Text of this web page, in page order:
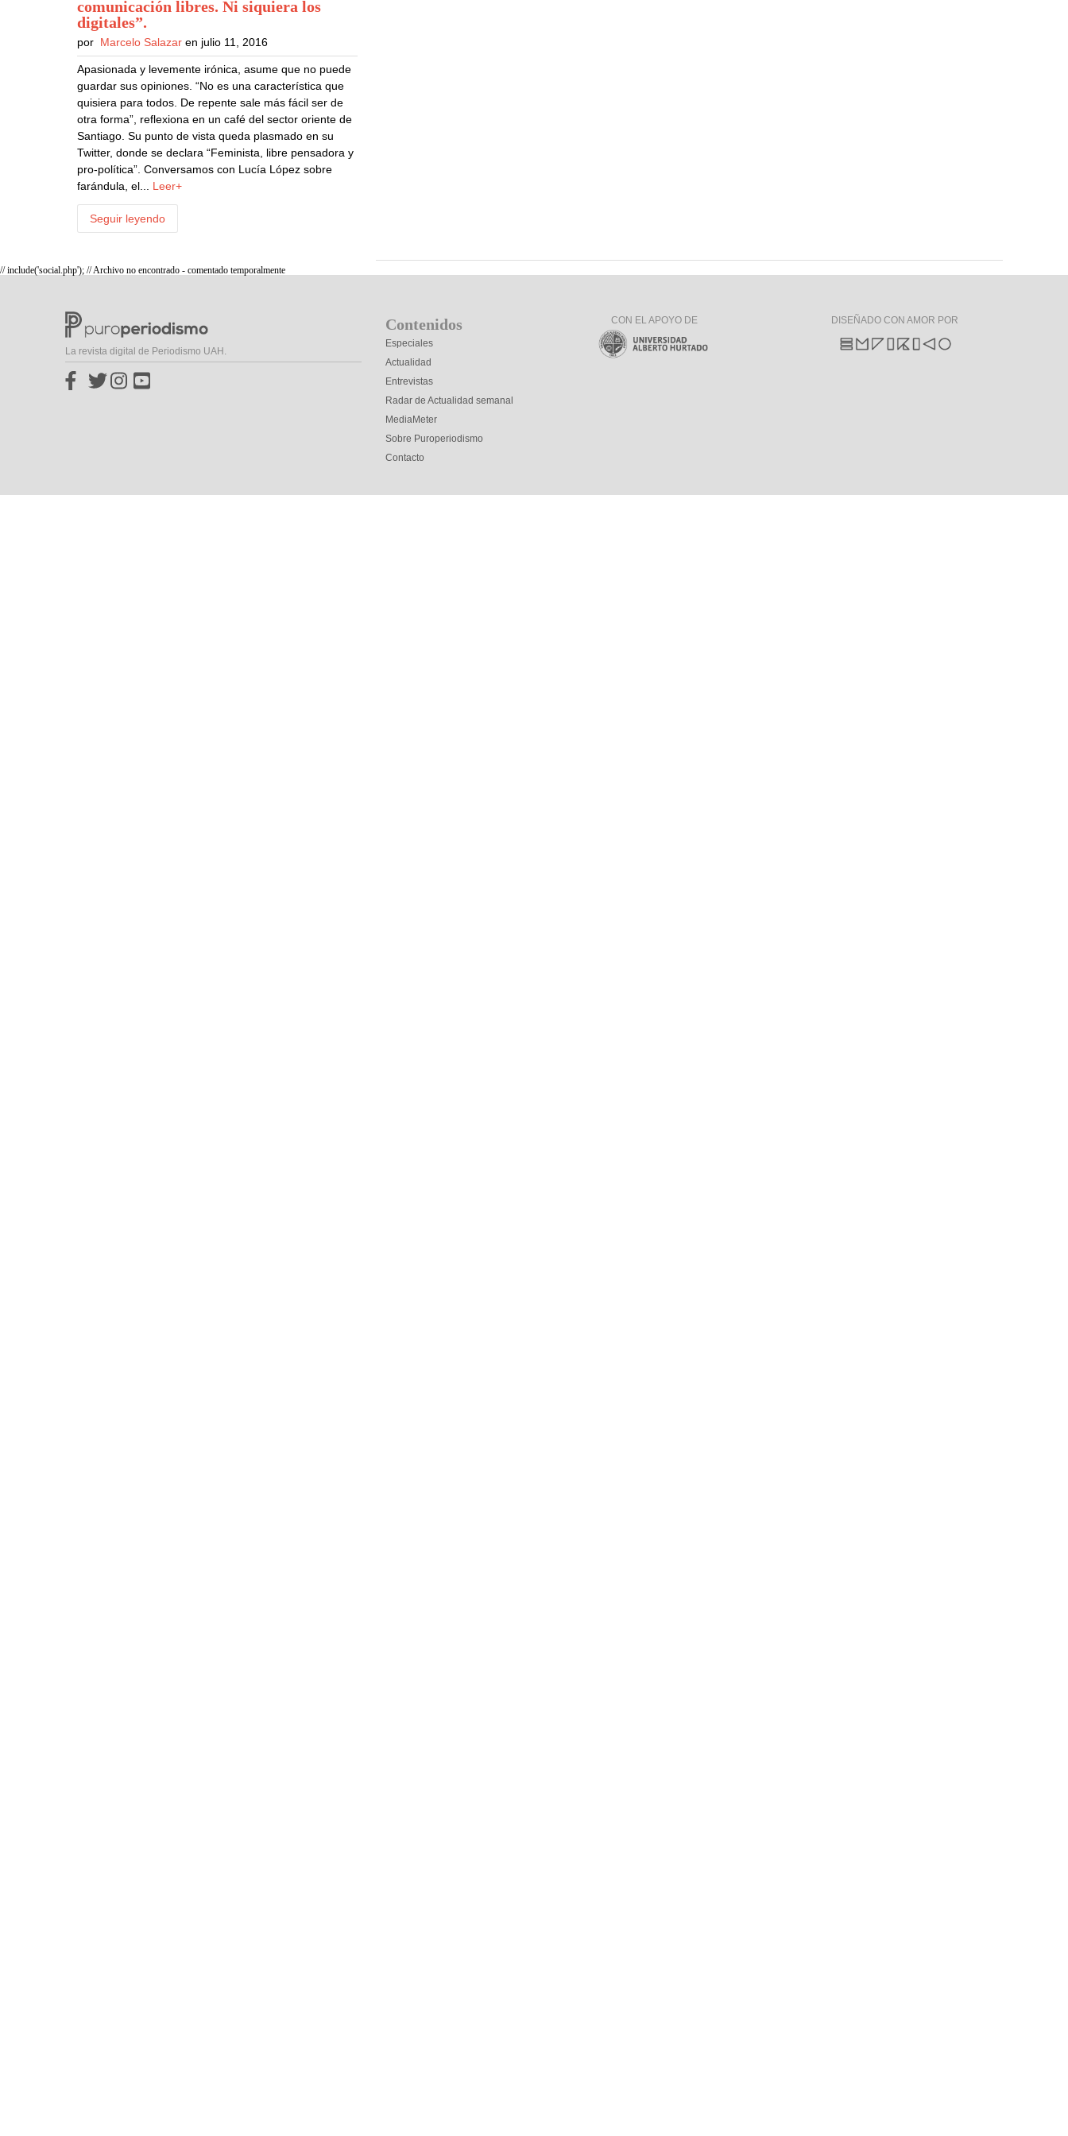
comunicación libres. Ni siquiera los
digitales”.
por Marcelo Salazar en julio 11, 2016
Apasionada y levemente irónica, asume que no puede
guardar sus opiniones. “No es una característica que
quisiera para todos. De repente sale más fácil ser de
otra forma”, reflexiona en un café del sector oriente de
Santiago. Su punto de vista queda plasmado en su
Twitter, donde se declara “Feminista, libre pensadora y
pro-política”. Conversamos con Lucía López sobre
farándula, el... Leer+
Seguir leyendo
// include('social.php'); // Archivo no encontrado - comentado temporalmente
La revista digital de Periodismo UAH.
Contenidos
Especiales
Actualidad
Entrevistas
Radar de Actualidad semanal
MediaMeter
Sobre Puroperiodismo
Contacto
CON EL APOYO DE DISEÑADO CON AMOR POR